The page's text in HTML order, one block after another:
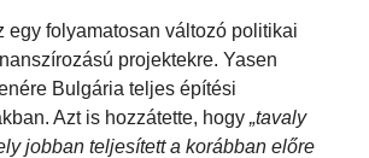
egy folyamatosan változó politikai
projektekre. Yasen
Bulgária teljes építési
Azt is hozzátette, hogy „tavaly
jobban teljesített a korábban előre